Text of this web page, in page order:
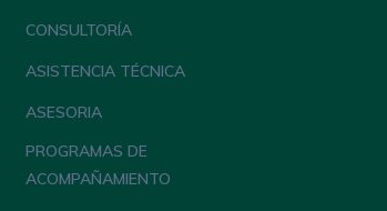
CONSULTORÍA
ASISTENCIA TÉCNICA
ASESORIA
PROGRAMAS DE
ACOMPAÑAMIENTO